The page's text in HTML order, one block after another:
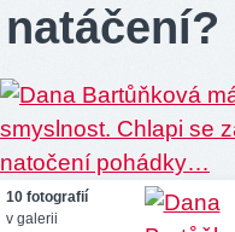
natáčení?
10 fotografií
v galerii